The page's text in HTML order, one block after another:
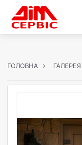
ГОЛОВНА ГАЛЕРЕЯ